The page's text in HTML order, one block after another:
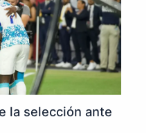
la selección ante